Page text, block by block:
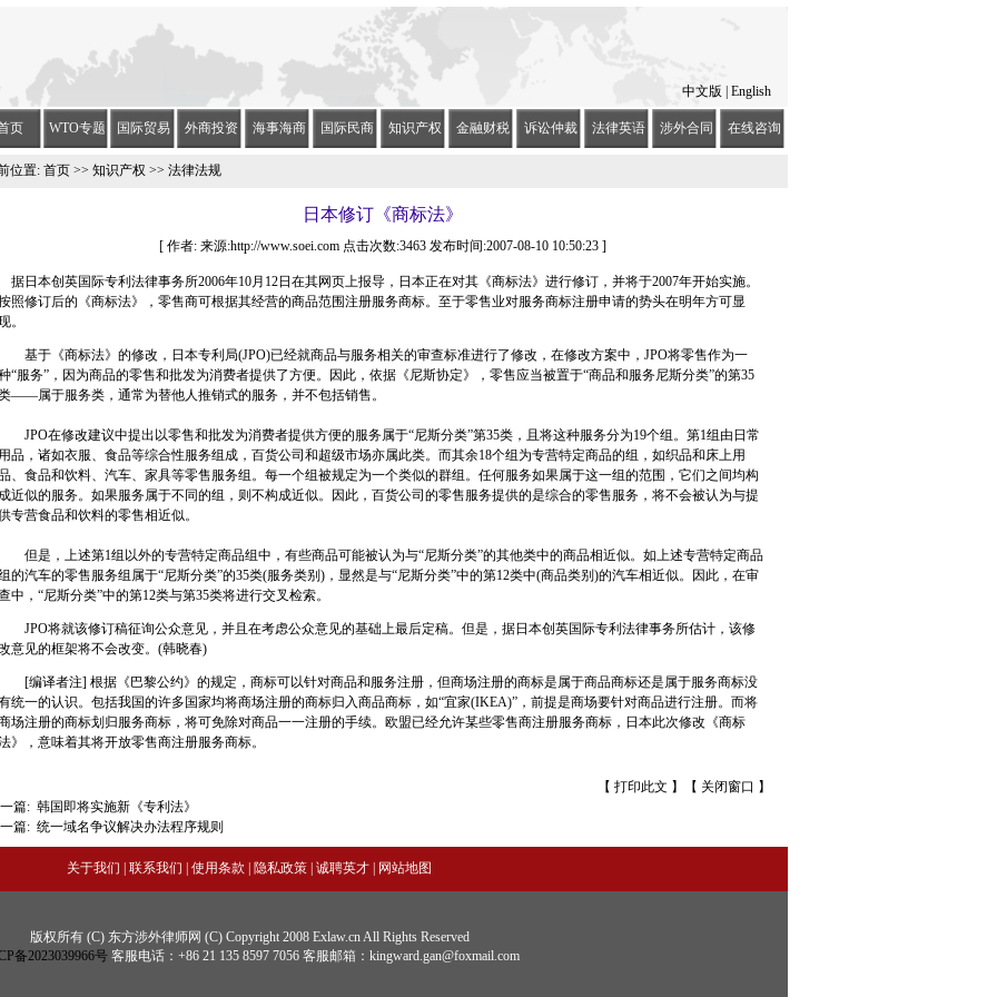
中文版 English
页 WTO专题 国际贸易 外商投资 海事海商 国际民商 知识产权 金融财税 诉讼仲裁 法律英语 涉外合同 在线咨询
位置: 首页 >> 知识产权 >> 法律法规
日本修订《商标法》
[ 作者: 来源:http://www.soei.com 点击次数:3463 发布时间:2007-08-10 10:50:23 ]
日本创英国际专利法律事务所2006年10月12日在其网页上报导，日本正在对其《商标法》进行修订，并将于2007年开始实施。
照修订后的《商标法》，零售商可根据其经营的商品范围注册服务商标。至于零售业对服务商标注册申请的势头在明年方可显
。
于《商标法》的修改，日本专利局(JPO)已经就商品与服务相关的审查标准进行了修改，在修改方案中，JPO将零售作为一
“服务”，因为商品的零售和批发为消费者提供了方便。因此，依据《尼斯协定》，零售应当被置于“商品和服务尼斯分类”的第35
——属于服务类，通常为替他人推销式的服务，并不包括销售。
在修改建议中提出以零售和批发为消费者提供方便的服务属于“尼斯分类”第35类，且将这种服务分为19个组。第1组由日常
品，诸如衣服、食品等综合性服务组成，百货公司和超级市场亦属此类。而其余18个组为专营特定商品的组，如织品和床上用
、食品和饮料、汽车、家具等零售服务组。每一个组被规定为一个类似的群组。任何服务如果属于这一组的范围，它们之间均构
近似的服务。如果服务属于不同的组，则不构成近似。因此，百货公司的零售服务提供的是综合的零售服务，将不会被认为与提
专营食品和饮料的零售相近似。
是，上述第1组以外的专营特定商品组中，有些商品可能被认为与“尼斯分类”的其他类中的商品相近似。如上述专营特定商品
的汽车的零售服务组属于“尼斯分类”的35类(服务类别)，显然是与“尼斯分类”中的第12类中(商品类别)的汽车相近似。因此，在审
中，“尼斯分类”中的第12类与第35类将进行交叉检索。
将就该修订稿征询公众意见，并且在考虑公众意见的基础上最后定稿。但是，据日本创英国际专利法律事务所估计，该修
意见的框架将不会改变。(韩晓春)
译者注] 根据《巴黎公约》的规定，商标可以针对商品和服务注册，但商场注册的商标是属于商品商标还是属于服务商标没
统一的认识。包括我国的许多国家均将商场注册的商标归入商品商标，如“宜家(IKEA)”，前提是商场要针对商品进行注册。而将
场注册的商标划归服务商标，将可免除对商品一一注册的手续。欧盟已经允许某些零售商注册服务商标，日本此次修改《商标
》，意味着其将开放零售商注册服务商标。
【 打印此文 】【 关闭窗口 】
篇: 韩国即将实施新《专利法》
篇: 统一域名争议解决办法程序规则
关于我们 联系我们 使用条款 隐私政策 诚聘英才 网站地图
版权所有 (C) 东方涉外律师网 (C) Copyright 2008 Exlaw.cn All Rights Reserved
备2023039966号客服电话：+86 21 135 8597 7056 客服邮箱：kingward.gan@foxmail.com